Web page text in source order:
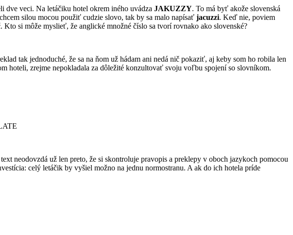
dve veci. Na letáčiku hotel okrem iného uvádza JAKUZZY. To má byť akože slovenská
silou mocou použiť cudzie slovo, tak by sa malo napísať jacuzzi. Keď nie, poviem
si môže myslieť, že anglické množné číslo sa tvorí rovnako ako slovenské?
tak jednoduché, že sa na ňom už hádam ani nedá nič pokaziť, aj keby som ho robila len
hoteli, zrejme nepokladala za dôležité konzultovať svoju voľbu spojení so slovníkom.
neodovzdá už len preto, že si skontroluje pravopis a preklepy v oboch jazykoch pomocou
celý letáčik by vyšiel možno na jednu normostranu. A ak do ich hotela príde